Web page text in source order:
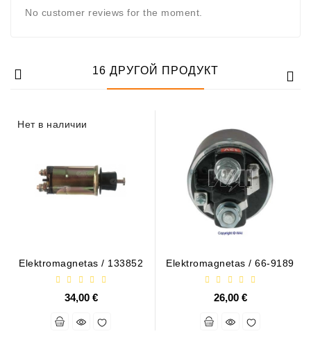
Generatorių
Remontas
No customer reviews for the moment.
16 ДРУГОЙ ПРОДУКТ
Нет в наличии
Elektromagnetas / 133852
34,00 €
Elektromagnetas / 66-9189
26,00 €